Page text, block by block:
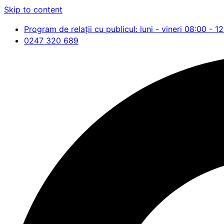
Skip to content
Program de relații cu publicul: luni - vineri 08:00 -
0247 320 689